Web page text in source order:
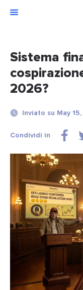
Sistema
2026?
Inviato su May
Condividi in